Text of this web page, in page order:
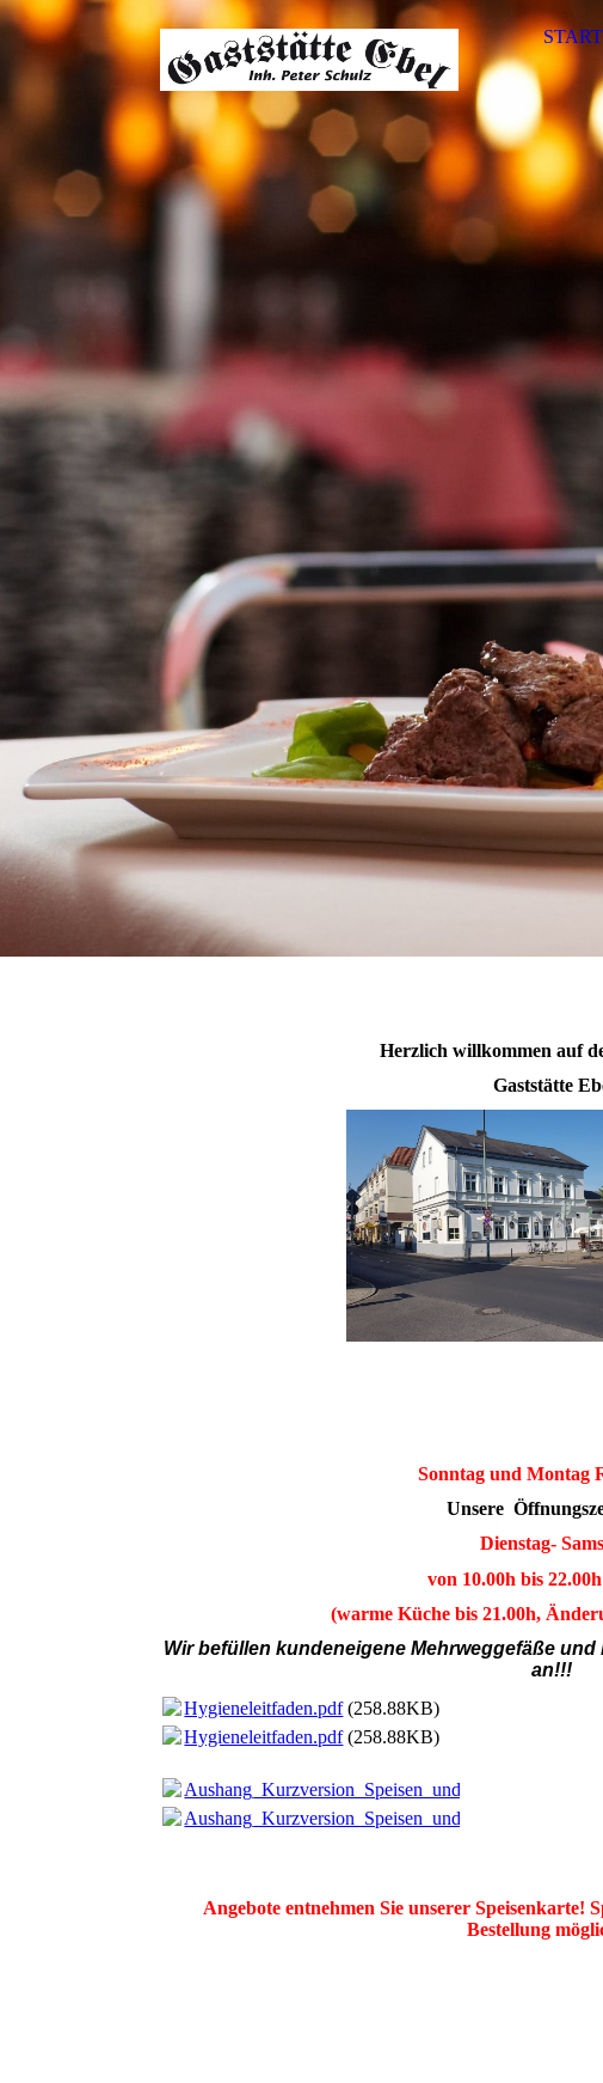
Herzlich willkommen auf
Gaststätte
Sonntag und Montag
Unsere
Dienstag-
von 10.00h bis
(warme Küche bis 21.00h,
Wir befüllen kundeneigene Mehrweggefäße
an!!!
Hygieneleitfaden.pdf(258.88KB)
Hygieneleitfaden.pdf(258.88KB)
Angebote entnehmen Sie unserer Speisenkarte!
Bestellung